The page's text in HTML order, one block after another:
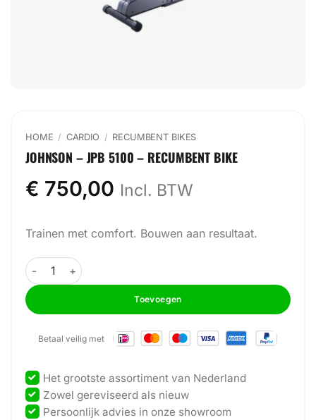
HOME / CARDIO / RECUMBENT BIKES
JOHNSON – JPB 5100 – RECUMBENT BIKE
€ 750,00 Incl. BTW
Trainen met comfort. Bouwen aan resultaat.
Johnson - JPB 5100 - Recumbent Bike aantal
Toevoegen
Betaal veilig met
Het grootste assortiment van Nederland
Zowel gereviseerd als nieuw
Persoonlijk advies in onze showroom